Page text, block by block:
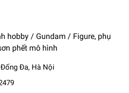
hobby / Gundam / Figure, phụ
phết mô hình
Đống Đa, Hà Nội